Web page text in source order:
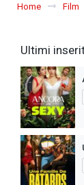
Home Film
Ultimi